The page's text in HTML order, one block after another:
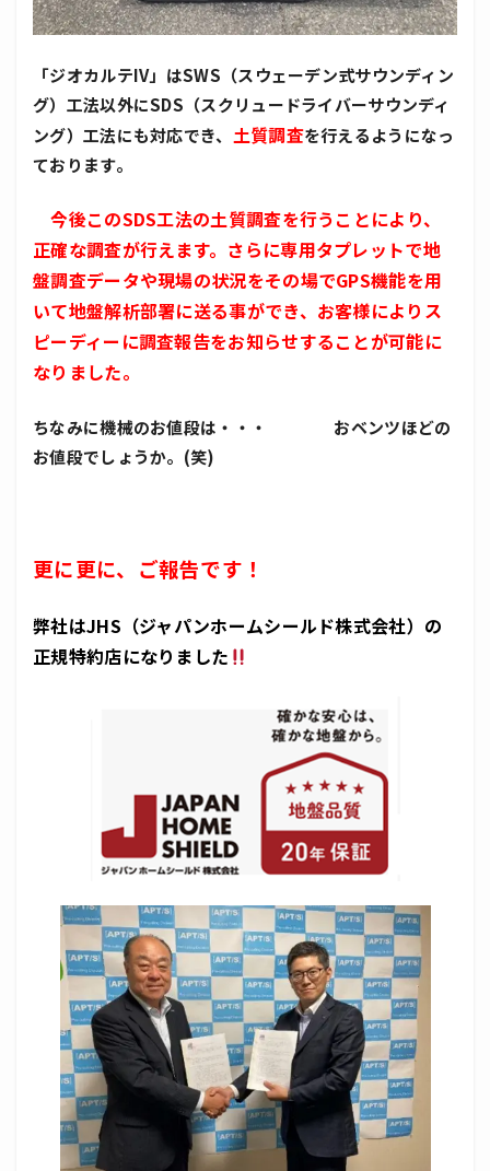
「ジオカルテIV」はSWS（スウェーデン式サウンディン
グ）工法以外にSDS（スクリュードライバーサウンディ
ング）工法にも対応でき、 土質調査を行えるようになっ
ております。
今後このSDS工法の土質調査を行うことにより、
正確な調査が行えます。さらに専用タプレットで地
盤調査データや現場の状況をその場でGPS機能を用
いて地盤解析部署に送る事ができ、お客様によりス
ピーディーに調査報告をお知らせすることが可能に
なりました。
ちなみに機械のお値段は・・・ おベンツほどの
お値段でしょうか。(笑)
更に更に、ご報告です！
弊社はJHS（ジャパンホームシールド株式会社）の
正規特約店になりました